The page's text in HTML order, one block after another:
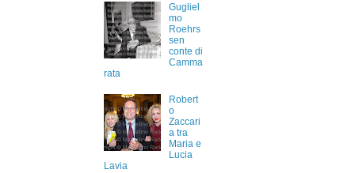
Gugliel
mo
Roehrs
sen
conte di
Camma
rata
Robert
o
Zaccari
a tra
Maria e
Lucia
Lavia